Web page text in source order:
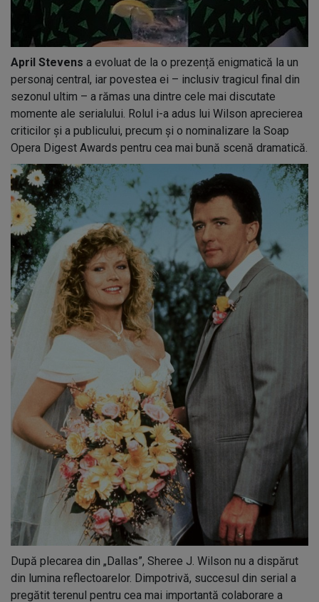
April Stevens a evoluat de la o prezență enigmatică la un
personaj central, iar povestea ei – inclusiv tragicul final din
sezonul ultim – a rămas una dintre cele mai discutate
momente ale serialului. Rolul i-a adus lui Wilson aprecierea
criticilor și a publicului, precum și o nominalizare la Soap
Opera Digest Awards pentru cea mai bună scenă dramatică.
După plecarea din „Dallas”, Sheree J. Wilson nu a dispărut
din lumina reflectoarelor. Dimpotrivă, succesul din serial a
pregătit terenul pentru cea mai importantă colaborare a